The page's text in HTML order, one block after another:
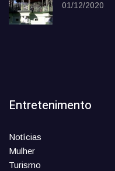
01/12/2020
Entretenimento
Notícias
Mulher
Turismo